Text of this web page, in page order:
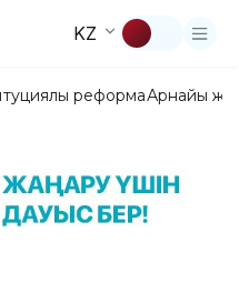
KZ
реформаАрнайы